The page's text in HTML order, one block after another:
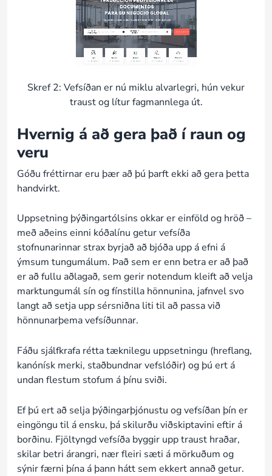
Skref 2: Vefsíðan er nú miklu alvarlegri, hún vekur
traust og lítur fagmannlega út.
Hvernig á að gera það í raun og
veru
Góðu fréttirnar eru þær að þú þarft ekki að gera þetta
handvirkt.
Uppsetning þýðingartólsins okkar er einföld og hröð –
með aðeins einni kóðalínu getur vefsíða
stofnunarinnar strax byrjað að bjóða upp á efni á
ýmsum tungumálum. Það sem er enn betra er að það
er að fullu aðlagað, sem gerir notendum kleift að velja
marktungumál sín og fínstilla hönnunina, jafnvel svo
langt að setja upp sérsniðna liti til að passa við
hönnunarþema vefsíðunnar.
Fáðu sjálfkrafa rétta tæknilegu uppsetningu (hreflang,
kanónísk merki, staðbundnar vefslóðir) og þú ert á
undan flestum stofum á þínu sviði.
Ef þú ert að selja þýðingarþjónustu og vefsíðan þín er
eingöngu til á ensku, þá skilurðu viðskiptavini eftir á
borðinu. Fjöltyngd vefsíða byggir upp traust hraðar,
skilar betri árangri, nær fleiri sæti á mörkuðum og
sýnir færni þína á þann hátt sem ekkert annað getur.